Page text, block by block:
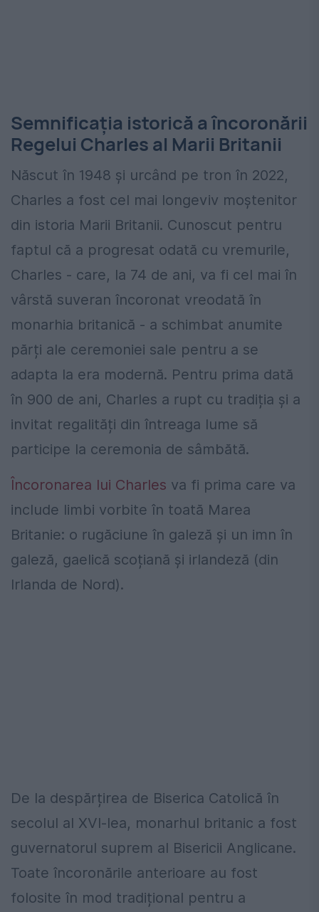
Semnificația istorică a încoronării
Regelui Charles al Marii Britanii
Născut în 1948 și urcând pe tron în 2022,
Charles a fost cel mai longeviv moștenitor
din istoria Marii Britanii. Cunoscut pentru
faptul că a progresat odată cu vremurile,
Charles - care, la 74 de ani, va fi cel mai în
vârstă suveran încoronat vreodată în
monarhia britanică - a schimbat anumite
părți ale ceremoniei sale pentru a se
adapta la era modernă. Pentru prima dată
în 900 de ani, Charles a rupt cu tradiția și a
invitat regalități din întreaga lume să
participe la ceremonia de sâmbătă.
Încoronarea lui Charles va fi prima care va
include limbi vorbite în toată Marea
Britanie: o rugăciune în galeză și un imn în
galeză, gaelică scoțiană și irlandeză (din
Irlanda de Nord).
De la despărțirea de Biserica Catolică în
secolul al XVI-lea, monarhul britanic a fost
guvernatorul suprem al Bisericii Anglicane.
Toate încoronările anterioare au fost
folosite în mod tradițional pentru a